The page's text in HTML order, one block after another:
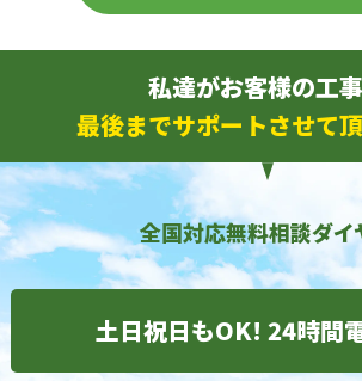
私達がお客様の工
最後までサポートさせて
全国対応無料相談ダイ
土日祝日もOK! 24時間